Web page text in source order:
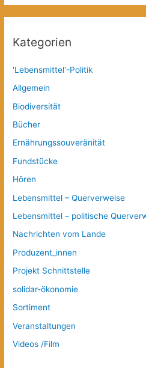
Kategorien
'Lebensmittel'-Politik
Allgemein
Biodiversität
Bücher
Ernährungssouveränität
Fundstücke
Hören
Lebensmittel – Querverweise
Lebensmittel – politische
Nachrichten vom Lande
Produzent_innen
Projekt Schnittstelle
solidar-ökonomie
Sortiment
Veranstaltungen
Videos /Film